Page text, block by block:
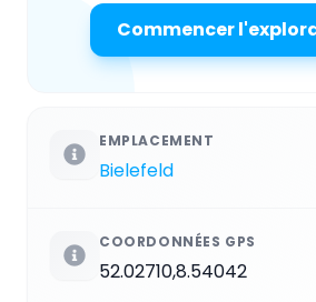
Commencer
EMPLACEMENT
Bielefeld
COORDONNÉES GPS
52.02710,8.54042